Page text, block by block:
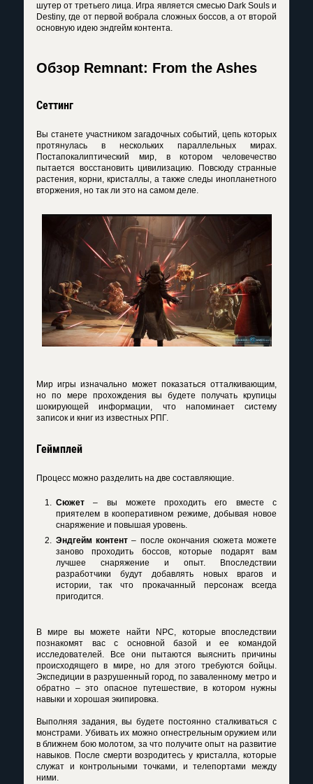
шутер от третьего лица. Игра является смесью Dark Souls и
Destiny, где от первой вобрала сложных боссов, а от второй
основную идею эндгейм контента.
Обзор Remnant: From the Ashes
Сеттинг
Вы станете участником загадочных событий, цепь которых
протянулась в нескольких параллельных мирах.
Постапокалиптический мир, в котором человечество
пытается восстановить цивилизацию. Повсюду странные
растения, корни, кристаллы, а также следы инопланетного
вторжения, но так ли это на самом деле.
Мир игры изначально может показаться отталкивающим,
но по мере прохождения вы будете получать крупицы
шокирующей информации, что напоминает систему
записок и книг из известных РПГ.
Геймплей
Процесс можно разделить на две составляющие.
Сюжет– вы можете проходить его вместе с
приятелем в кооперативном режиме, добывая новое
снаряжение и повышая уровень.
Эндгейм контент – после окончания сюжета можете
заново проходить боссов, которые подарят вам
лучшее снаряжение и опыт. Впоследствии
разработчики будут добавлять новых врагов и
истории, так что прокачанный персонаж всегда
пригодится.
В мире вы можете найти NPC, которые впоследствии
познакомят вас с основной базой и ее командой
исследователей. Все они пытаются выяснить причины
происходящего в мире, но для этого требуются бойцы.
Экспедиции в разрушенный город, по заваленному метро и
обратно – это опасное путешествие, в котором нужны
навыки и хорошая экипировка.
Выполняя задания, вы будете постоянно сталкиваться с
монстрами. Убивать их можно огнестрельным оружием или
в ближнем бою молотом, за что получите опыт на развитие
навыков. После смерти возродитесь у кристалла, которые
служат и контрольными точками, и телепортами между
ними.